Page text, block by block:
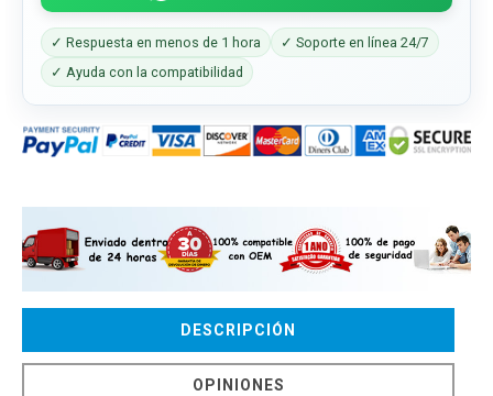
✓ Respuesta en menos de 1 hora
✓ Soporte en línea 24/7
✓ Ayuda con la compatibilidad
DESCRIPCIÓN
OPINIONES